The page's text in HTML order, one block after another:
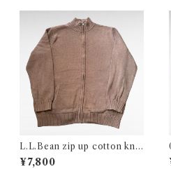
L.L.Bean zip up cotton knit
cardigan
¥7,800